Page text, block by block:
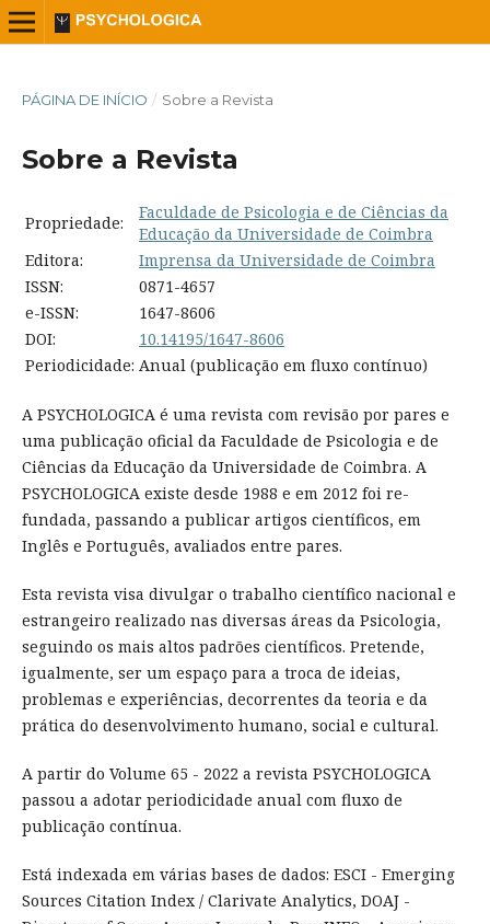
PÁGINA DE INÍCIO / Sobre a Revista
Sobre a Revista
Propriedade:
Faculdade de Psicologia e de Ciências da
Educação da Universidade de Coimbra
Editora:
Imprensa da Universidade de Coimbra
ISSN:
0871-4657
e-ISSN:
1647-8606
DOI:
10.14195/1647-8606
Periodicidade: Anual (publicação em fluxo contínuo)
A PSYCHOLOGICA é uma revista com revisão por pares e
uma publicação oficial da Faculdade de Psicologia e de
Ciências da Educação da Universidade de Coimbra. A
PSYCHOLOGICA existe desde 1988 e em 2012 foi re-
fundada, passando a publicar artigos científicos, em
Inglês e Português, avaliados entre pares.
Esta revista visa divulgar o trabalho científico nacional e
estrangeiro realizado nas diversas áreas da Psicologia,
seguindo os mais altos padrões científicos. Pretende,
igualmente, ser um espaço para a troca de ideias,
problemas e experiências, decorrentes da teoria e da
prática do desenvolvimento humano, social e cultural.
A partir do Volume 65 - 2022 a revista PSYCHOLOGICA
passou a adotar periodicidade anual com fluxo de
publicação contínua.
Está indexada em várias bases de dados: ESCI - Emerging
Sources Citation Index / Clarivate Analytics, DOAJ -